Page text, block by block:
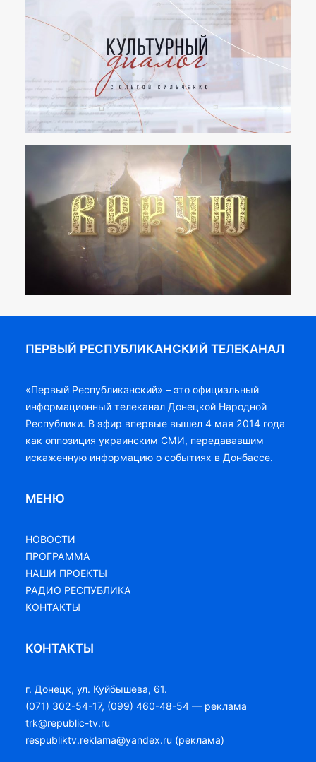
ПЕРВЫЙ РЕСПУБЛИКАНСКИЙ ТЕЛЕКАНАЛ
«Первый Республиканский» – это официальный
информационный телеканал Донецкой Народной
Республики. В эфир впервые вышел 4 мая 2014 года
как оппозиция украинским СМИ, передававшим
искаженную информацию о событиях в Донбассе.
МЕНЮ
НОВОСТИ
ПРОГРАММА
НАШИ ПРОЕКТЫ
РАДИО РЕСПУБЛИКА
КОНТАКТЫ
КОНТАКТЫ
г. Донецк, ул. Куйбышева, 61.
(071) 302-54-17, (099) 460-48-54 — реклама
trk@republic-tv.ru
respubliktv.reklama@yandex.ru (реклама)